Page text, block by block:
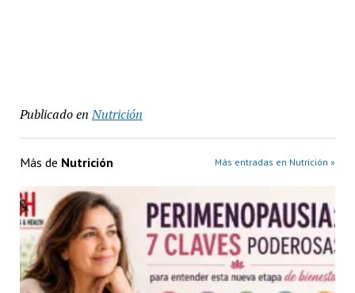
Publicado en Nutrición
Más de Nutrición Más entradas en Nutrición »